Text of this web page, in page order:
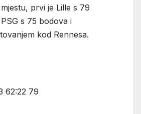
prvi je Lille s 79
s 75 bodova i
kod Rennesa.
62:22 79